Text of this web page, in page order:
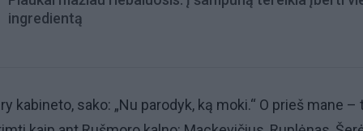
ingredientą
kabineto, sako: „Nu parodyk, ką moki.“ O prieš mane –